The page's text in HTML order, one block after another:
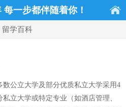
一步都伴随着你！
留学百科
数公立大学及部分优质私立大学采用4
立大学或特定专业（如酒店管理、